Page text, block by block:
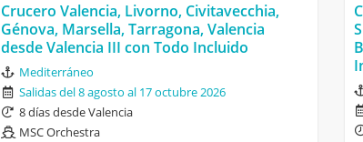
Crucero Valencia, Livorno, Civitavecchia,
Génova, Marsella, Tarragona, Valencia
desde Valencia III con Todo Incluido
Mediterráneo
Salidas del 8 agosto al 17 octubre 2026
8 días desde Valencia
MSC Orchestra